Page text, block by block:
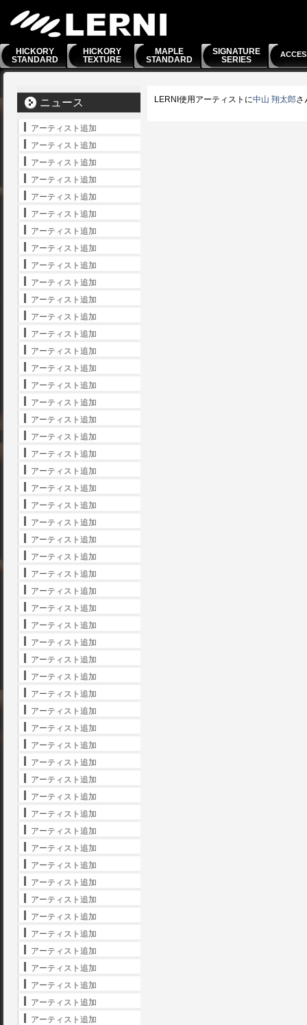
HICKORY
STANDARD
HICKORY
TEXTURE
MAPLE
STANDARD
SIGNATURE
SERIES
LERNI使用アーティストに中山 翔太郎さ
ニュース
アーティスト追加
アーティスト追加
アーティスト追加
アーティスト追加
アーティスト追加
アーティスト追加
アーティスト追加
アーティスト追加
アーティスト追加
アーティスト追加
アーティスト追加
アーティスト追加
アーティスト追加
アーティスト追加
アーティスト追加
アーティスト追加
アーティスト追加
アーティスト追加
アーティスト追加
アーティスト追加
アーティスト追加
アーティスト追加
アーティスト追加
アーティスト追加
アーティスト追加
アーティスト追加
アーティスト追加
アーティスト追加
アーティスト追加
アーティスト追加
アーティスト追加
アーティスト追加
アーティスト追加
アーティスト追加
アーティスト追加
アーティスト追加
アーティスト追加
アーティスト追加
アーティスト追加
アーティスト追加
アーティスト追加
アーティスト追加
アーティスト追加
アーティスト追加
アーティスト追加
アーティスト追加
アーティスト追加
アーティスト追加
アーティスト追加
アーティスト追加
アーティスト追加
アーティスト追加
アーティスト追加